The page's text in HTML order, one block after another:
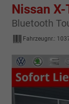
Nissan X-
Bluetooth
Fahrzeugnr.: